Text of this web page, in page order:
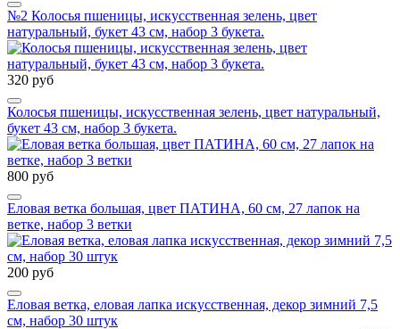
№2 Колосья пшеницы, искусственная зелень, цвет
натуральный, букет 43 см, набор 3 букета.
320 руб
Колосья пшеницы, искусственная зелень, цвет натуральный,
букет 43 см, набор 3 букета.
800 руб
Еловая ветка большая, цвет ПАТИНА, 60 см, 27 лапок на
ветке, набор 3 ветки
200 руб
Еловая ветка, еловая лапка искусственная, декор зимний 7,5
см, набор 30 штук